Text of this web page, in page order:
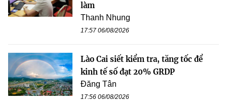
làm
Thanh Nhung
17:57 06/08/2026
Lào Cai siết kiểm tra, tăng tốc để
kinh tế số đạt 20% GRDP
Đăng Tân
17:56 06/08/2026